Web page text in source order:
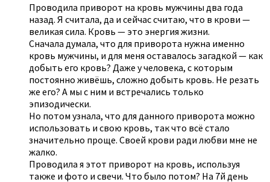
Проводила приворот на кровь мужчины два года
назад. Я считала, да и сейчас считаю, что в крови —
великая сила. Кровь — это энергия жизни.
Сначала думала, что для приворота нужна именно
кровь мужчины, и для меня оставалось загадкой — как
добыть его кровь? Даже у человека, с которым
постоянно живёшь, сложно добыть кровь. Не резать
же его? А мы с ним и встречались только
эпизодически.
Но потом узнала, что для данного приворота можно
использовать и свою кровь, так что всё стало
значительно проще. Своей крови ради любви мне не
жалко.
Проводила я этот приворот на кровь, используя
также и фото и свечи. Что было потом? На 7й день